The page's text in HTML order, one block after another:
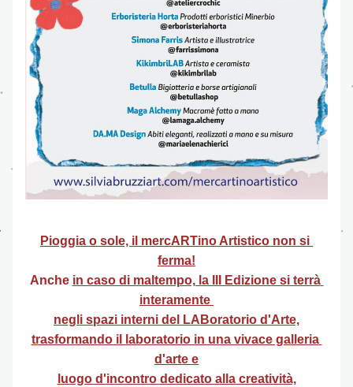
Pioggia o sole, il mercARTino Artistico non si
ferma!
Anche in caso di maltempo, la III Edizione si terrà
interamente
negli spazi interni del LABoratorio d'Arte,
trasformando il laboratorio in una vivace galleria
d'arte e
luogo d'incontro dedicato alla creatività,